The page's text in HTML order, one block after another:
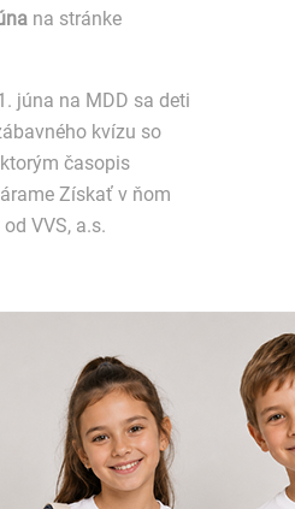
na stránke
júna na MDD sa deti
kvízu so
časopis
Získať v ňom
VVS, a.s.